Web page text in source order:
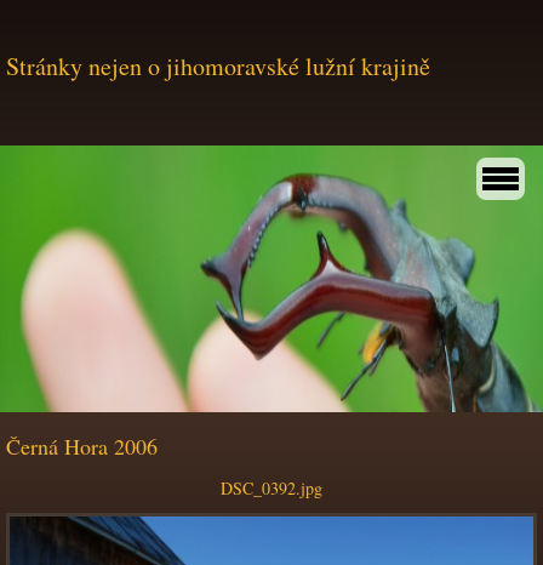
Stránky nejen o jihomoravské lužní krajině
Černá Hora 2006
DSC_0392.jpg